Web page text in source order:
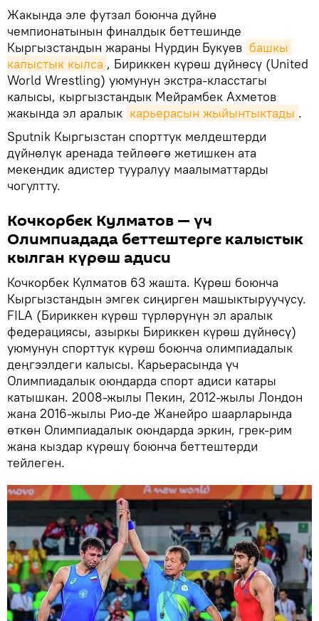
Жакында эле футзал боюнча дүйнө
чемпионатынын финалдык беттешинде
Кыргызстандын жараны Нурдин Букуев башкы
калыстык кылса , Бириккен күрөш дүйнөсү (United
World Wrestling) уюмунун экстра-класстагы
калысы, кыргызстандык Мейрамбек Ахметов
жакында эл аралык карьерасын жыйынтыктады .
Sputnik Кыргызстан спорттук мелдештерди
дүйнөлүк аренада тейлөөгө жетишкен ата
мекендик адистер тууралуу маалыматтарды
чогултту.
Кочкорбек Кулматов — үч
Олимпиадада беттештерге калыстык
кылган күрөш адиси
Кочкорбек Кулматов 63 жашта. Күрөш боюнча
Кыргызстандын эмгек сиңирген машыктыруучусу.
FILA (Бириккен күрөш түрлөрүнүн эл аралык
федерациясы, азыркы Бириккен күрөш дүйнөсү)
уюмунун спорттук күрөш боюнча олимпиадалык
деңгээлдеги калысы. Карьерасында үч
Олимпиадалык оюндарда спорт адиси катары
катышкан. 2008-жылы Пекин, 2012-жылы Лондон
жана 2016-жылы Рио-де Жанейро шаарларында
өткөн Олимпиадалык оюндарда эркин, грек-рим
жана кыздар күрөшү боюнча беттештерди
тейлеген.